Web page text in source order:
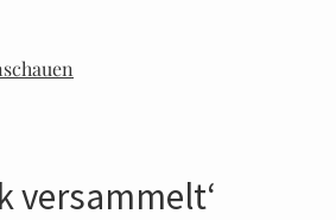
versammelt‘